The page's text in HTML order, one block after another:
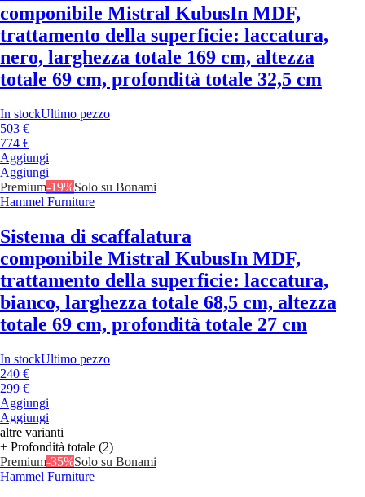
componibile Mistral KubusIn MDF,
trattamento della superficie: laccatura,
nero, larghezza totale 169 cm, altezza
totale 69 cm, profondità totale 32,5 cm
In stockUltimo pezzo
503 €
774 €
Aggiungi
Aggiungi
Premium-19%Solo su Bonami
Hammel Furniture
Sistema di scaffalatura
componibile Mistral KubusIn MDF,
trattamento della superficie: laccatura,
bianco, larghezza totale 68,5 cm, altezza
totale 69 cm, profondità totale 27 cm
In stockUltimo pezzo
240 €
299 €
Aggiungi
Aggiungi
altre varianti
+ Profondità totale (2)
Premium-35%Solo su Bonami
Hammel Furniture